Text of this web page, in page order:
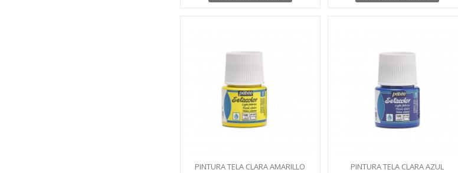
PINTURA TELA CLARA AMARILLO
PINTURA TELA CLARA AZUL